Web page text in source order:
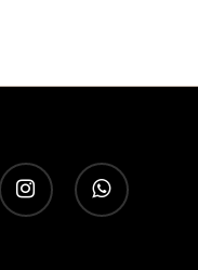
instagram whatsapp